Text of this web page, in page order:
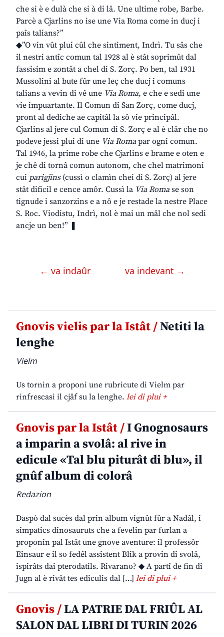
che si è e dulà che si à di lâ. Une ultime robe, Barbe.
Parcè a Cjarlins no ise une Via Roma come in ducj i
paîs talians?”
◆”O vin vût plui cûl che sintiment, Indrì. Tu sâs che
il nestri antîc comun tal 1928 al è stât soprimût dal
fassisim e zontât a chel di S. Zorç. Po ben, tal 1931
Mussolini al bute fûr une leç che ducj i comuns
talians a vevin di vê une Via Roma, e che e sedi une
vie impuartante. Il Comun di San Zorç, come ducj,
pront al dediche ae capitâl la sô vie principâl.
Cjarlins al jere cul Comun di S. Zorç e al è clâr che no
podeve jessi plui di une Via Roma par ogni comun.
Tal 1946, la prime robe che Cjarlins e brame e oten e
je chê di tornâ comun autonom, che chel matrimoni
cui parigjins(cussì o clamìn chei di S. Zorç) al jere
stât dificil e cence amôr. Cussì la Via Roma se son
tignude i sanzorzins e a nô e je restade la nestre Place
S. Roc. Viodistu, Indrì, nol è mai un mâl che nol sedi
ancje un ben!” ❚
← va indaûr va indevant →
Gnovis vielis par la Istât /Netiti la
lenghe
Vielm
Us tornin a proponi une rubricute di Vielm par
rinfrescasi il cjâf su la lenghe. lei di plui +
Gnovis par la Istât /I Gnognosaurs
a imparin a svolâ: al rive in
edicule «Tal blu piturât di blu», il
gnûf album di colorâ
Redazion
Daspò dal sucès dal prin album vignût fûr a Nadâl, i
simpatics dinosauruts che a fevelin par furlan a
proponin pal Istât une gnove aventure: il professôr
Einsaur e il so fedêl assistent Blik a provin di svolâ,
ispirâts dai pterodatils. Rivarano? ◆ A partî de fin di
Jugn al è rivât tes ediculis dal […] lei di plui +
Gnovis /LA PATRIE DAL FRIÛL AL
SALON DAL LIBRI DI TURIN 2026